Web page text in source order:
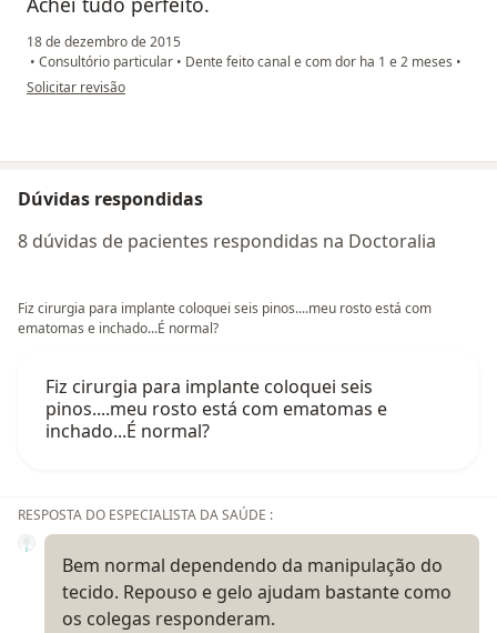
18 de dezembro de 2015
• Consultório particular • Dente feito canal e com dor ha 1 e 2 meses •
na opinião do utilizador paciente
Solicitar revisão
Dúvidas respondidas
8 dúvidas de pacientes respondidas na Doctoralia
Fiz cirurgia para implante coloquei seis pinos....meu rosto está com
ematomas e inchado...É normal?
Fiz cirurgia para implante coloquei seis
pinos....meu rosto está com ematomas e
inchado...É normal?
RESPOSTA DO ESPECIALISTA DA SAÚDE :
Bem normal dependendo da manipulação do
tecido. Repouso e gelo ajudam bastante como
os colegas responderam.